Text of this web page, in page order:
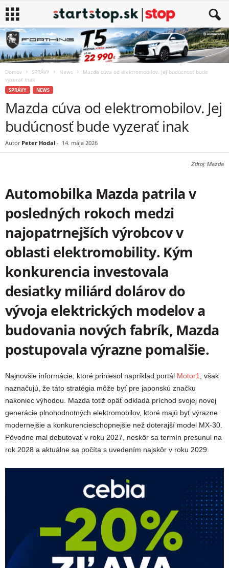
Domov SPRÁVY News
Mazda cúva od elektromobilov. Jej budúcnosť bude
vyzerať inak
SPRÁVY NEWS
Mazda cúva od elektromobilov. Jej
budúcnosť bude vyzerať inak
Autor Peter Hodal - 14. mája 2026
Zdroj: Mazda
Automobilka Mazda patrila v
posledných rokoch medzi
najopatrnejších výrobcov v
oblasti elektromobility. Kým
konkurencia investovala
desiatky miliárd dolárov do
vývoja elektrických modelov a
budovania nových fabrík, Mazda
postupovala výrazne pomalšie.
Najnovšie informácie, ktoré priniesol napríklad portál Motor1
, však
naznačujú, že táto stratégia môže byť pre japonskú značku
nakoniec výhodou. Mazda totiž opäť odkladá príchod svojej novej
generácie plnohodnotných elektromobilov, ktoré majú byť výrazne
modernejšie a konkurencieschopnejšie než doterajší model MX-30.
Pôvodne mal debutovať v roku 2027, neskôr sa termín presunul na
rok 2028 a aktuálne sa počíta s uvedením najskôr v roku 2029.